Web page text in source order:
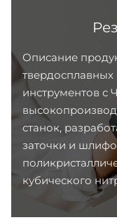
Описание
инструментов с
станок,
заточки и
кубического